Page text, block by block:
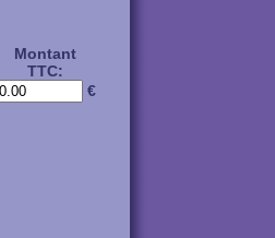
Montant
TTC:
€